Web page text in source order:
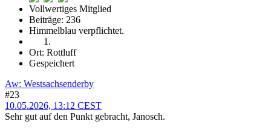
Vollwertiges Mitglied
Beiträge: 236
Himmelblau verpflichtet.
Ort: Rottluff
Gespeichert
Aw: Westsachsenderby
#23
10.05.2026, 13:12 CEST
Sehr gut auf den Punkt gebracht, Janosch.